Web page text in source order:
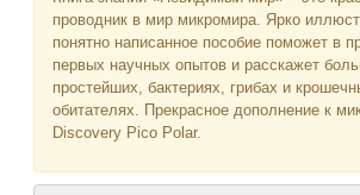
проводник в мир микромира. Ярко
понятно написанное пособие поможет в
первых научных опытов и расскажет
простейших, бактериях, грибах и
обитателях. Прекрасное дополнение к
Discovery Pico Polar.